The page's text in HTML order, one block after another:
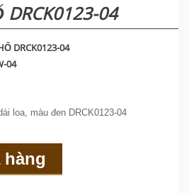
DRCK0123-04
DRCK0123-04
04
loa, màu đen DRCK0123-04
hàng